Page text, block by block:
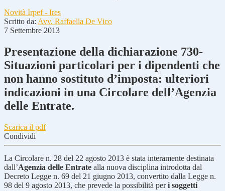
Novità Irpef - Ires
Scritto da: Avv. Raffaella De Vico
7 Settembre 2013
Presentazione della dichiarazione 730-
Situazioni particolari per i dipendenti che
non hanno sostituto d’imposta: ulteriori
indicazioni in una Circolare dell’Agenzia
delle Entrate.
Scarica il pdf
Condividi
La Circolare n. 28 del 22 agosto 2013 è stata interamente destinata
dall’Agenzia delle Entrate alla nuova disciplina introdotta dal
Decreto Legge n. 69 del 21 giugno 2013, convertito dalla Legge n.
98 del 9 agosto 2013, che prevede la possibilità peri soggetti